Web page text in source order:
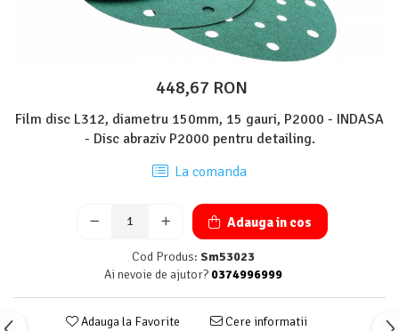
448,67 RON
Film disc L312, diametru 150mm, 15 gauri, P2000 - INDASA
- Disc abraziv P2000 pentru detailing.
La comanda
Adauga in cos
Cod Produs: Sm53023
Ai nevoie de ajutor? 0374996999
Adauga la Favorite Cere informatii